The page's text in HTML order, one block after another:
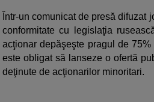
Într-un comunicat de presă difuzat
conformitate cu legislaţia
acţionar depăşeşte pragul de
este obligat să lanseze o ofertă
deţinute de acţionarilor minoritari.